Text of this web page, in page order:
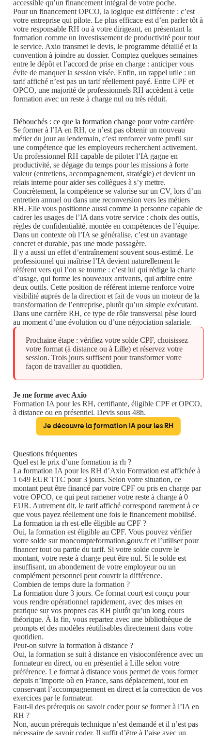
accessible qu’un financement intégral de votre poche.
Pour un financement OPCO, la logique est différente : c’est
votre entreprise qui pilote. Le plus efficace est d’en parler tôt à
votre responsable RH ou à votre dirigeant, en présentant la
formation comme un investissement de productivité pour tout
le service. Axio transmet le devis, le programme détaillé et la
convention à joindre au dossier. Comptez quelques semaines
entre le dépôt et l’accord de prise en charge : anticiper vous
évite de manquer la session visée. Enfin, un rappel utile : un
tarif affiché n’est pas un tarif réellement payé. Entre CPF et
OPCO, une majorité de professionnels RH accèdent à cette
formation avec un reste à charge nul ou très réduit.
Débouchés : ce que la formation change pour votre carrière
Se former à l’IA en RH, ce n’est pas obtenir un nouveau
métier du jour au lendemain, c’est renforcer votre profil sur
une compétence que les employeurs recherchent activement.
Un professionnel RH capable de piloter l’IA gagne en
productivité, se dégage du temps pour les missions à forte
valeur (entretiens, accompagnement, stratégie) et devient un
relais interne pour aider ses collègues à s’y mettre.
Concrètement, la compétence se valorise sur un CV, lors d’un
entretien annuel ou dans une reconversion vers les métiers
RH. Elle vous positionne aussi comme la personne capable de
cadrer les usages de l’IA dans votre service : choix des outils,
règles de confidentialité, montée en compétences de l’équipe.
Dans un contexte où l’IA se généralise, c’est un avantage
concret et durable, pas une mode passagère.
Il y a aussi un effet d’entraînement souvent sous-estimé. Le
professionnel qui maîtrise l’IA devient naturellement le
référent vers qui l’on se tourne : c’est lui qui rédige la charte
d’usage, qui forme les nouveaux arrivants, qui arbitre entre
deux outils. Cette position de référent interne renforce votre
visibilité auprès de la direction et fait de vous un moteur de la
transformation de l’entreprise, plutôt qu’un simple exécutant.
Dans une carrière RH, ce type de rôle transversal pèse lourd
au moment d’une évolution ou d’une négociation salariale.
Prochaine étape : vérifiez votre solde CPF, choisissez
votre format (à distance ou à Lille) et réservez votre
session. Trois jours suffisent pour transformer votre
façon de travailler au quotidien.
Je me forme avec Axio
Formation IA pour les RH, certifiante, éligible CPF et OPCO,
à distance ou en présentiel. Devis sous 48h.
Je découvre la formation IA pour les RH
Questions fréquentes
Quel est le prix d’une formation ia rh ?
La formation IA pour les RH d’Axio Formation est affichée à
1 649 EUR TTC pour 3 jours. Selon votre situation, ce
montant peut être financé par votre CPF ou pris en charge par
votre OPCO, ce qui peut ramener votre reste à charge à 0
EUR. Autrement dit, le tarif affiché correspond rarement à ce
que vous payez réellement une fois le financement mobilisé.
La formation ia rh est-elle éligible au CPF ?
Oui, la formation est éligible au CPF. Vous pouvez vérifier
votre solde sur moncompteformation.gouv.fr et l’utiliser pour
financer tout ou partie du tarif. Si votre solde couvre le
montant, votre reste à charge peut être nul. Si le solde est
insuffisant, un abondement de votre employeur ou un
complément personnel peut couvrir la différence.
Combien de temps dure la formation ?
La formation dure 3 jours. Ce format court est conçu pour
vous rendre opérationnel rapidement, avec des mises en
pratique sur vos propres cas RH plutôt qu’un long cours
théorique. À la fin, vous repartez avec une bibliothèque de
prompts et des modèles réutilisables directement dans votre
quotidien.
Peut-on suivre la formation à distance ?
Oui, la formation se suit à distance en visioconférence avec un
formateur en direct, ou en présentiel à Lille selon votre
préférence. Le format à distance vous permet de vous former
depuis n’importe où en France, sans déplacement, tout en
conservant l’accompagnement en direct et la correction de vos
exercices par le formateur.
Faut-il des prérequis ou savoir coder pour se former à l’IA en
RH ?
Non, aucun prérequis technique n’est demandé et il n’est pas
nécessaire de savoir coder. Il suffit d’être à l’aise avec un